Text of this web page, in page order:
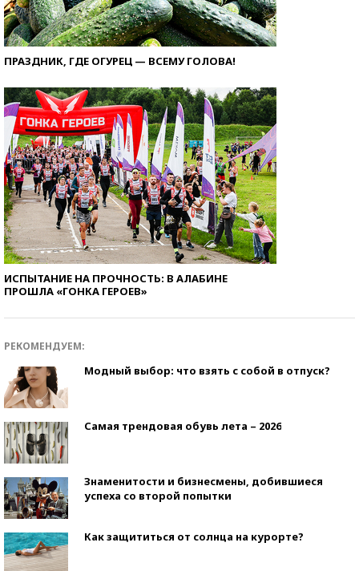
ПРАЗДНИК, ГДЕ ОГУРЕЦ — ВСЕМУ ГОЛОВА!
ИСПЫТАНИЕ НА ПРОЧНОСТЬ: В АЛАБИНЕ
ПРОШЛА «ГОНКА ГЕРОЕВ»
РЕКОМЕНДУЕМ:
Модный выбор: что взять с собой в отпуск?
Самая трендовая обувь лета – 2026
Знаменитости и бизнесмены, добившиеся
успеха со второй попытки
Как защититься от солнца на курорте?